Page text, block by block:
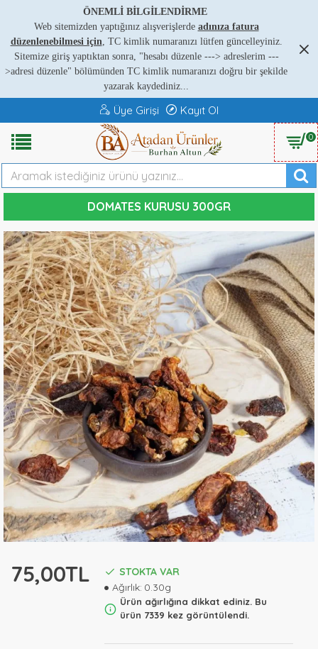
ÖNEMLİ BİLGİLENDİRME
Web sitemizden yaptığınız alışverişlerde adınıza fatura
düzenlenebilmesi için, TC kimlik numaranızı lütfen güncelleyiniz.
Sitemize giriş yaptıktan sonra, "hesabı düzenle ---> adreslerim ---
>adresi düzenle" bölümünden TC kimlik numaranızı doğru bir şekilde
yazarak kaydediniz...
Üye Girişi Kayıt Ol
0
DOMATES KURUSU 300GR
75,00TL
STOKTA VAR
Ağırlık: 0.30g
Ürün ağırlığına dikkat ediniz. Bu
ürün 7339 kez görüntülendi.